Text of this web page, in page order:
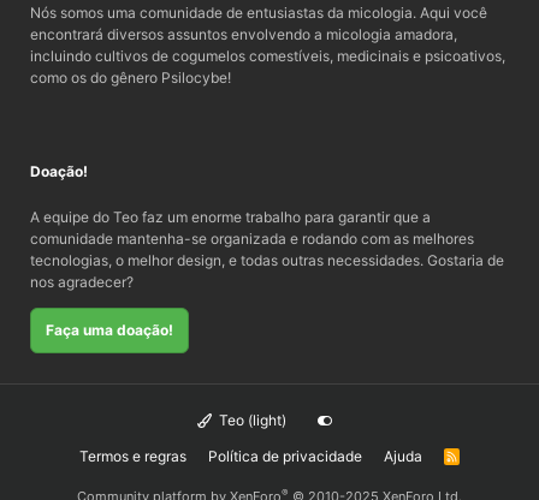
Nós somos uma comunidade de entusiastas da micologia. Aqui você
encontrará diversos assuntos envolvendo a micologia amadora,
incluindo cultivos de cogumelos comestíveis, medicinais e psicoativos,
como os do gênero Psilocybe!
Doação!
A equipe do Teo faz um enorme trabalho para garantir que a
comunidade mantenha-se organizada e rodando com as melhores
tecnologias, o melhor design, e todas outras necessidades. Gostaria de
nos agradecer?
Faça uma doação!
Teo (light)
Termos e regras
Política de privacidade Ajuda
®